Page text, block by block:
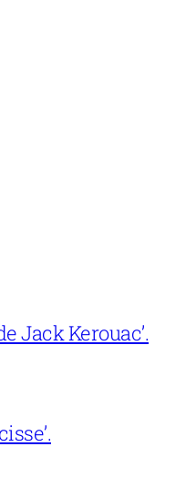
Jack Kerouac’.